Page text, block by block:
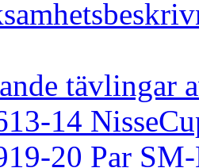
tävlingar
14
20 Par